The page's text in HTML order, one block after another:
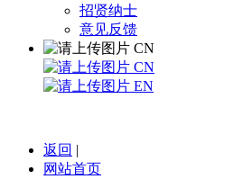
招贤纳士
意见反馈
CN
CN
EN
返回 |
网站首页